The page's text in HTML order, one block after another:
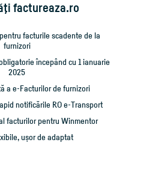
factureaza.ro
facturile scadente de la
furnizori
începând cu 1 ianuarie
2025
a e-Facturilor de furnizori
notificările RO e-Transport
facturilor pentru Winmentor
ușor de adaptat